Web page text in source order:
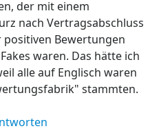
der mit einem
nach Vertragsabschluss
Bewertungen
waren. Das hätte ich
alle auf Englisch waren
stammten.